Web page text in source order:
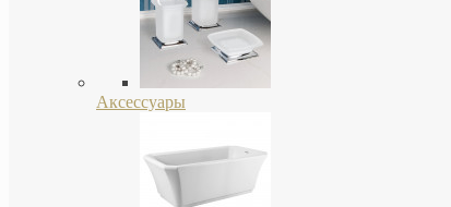
Аксессуары